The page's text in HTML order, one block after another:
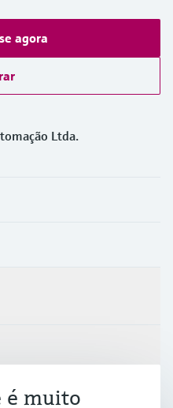
agora
Ltda.
é muito